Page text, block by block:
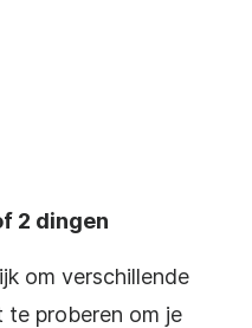
2 dingen
om verschillende
te proberen om je